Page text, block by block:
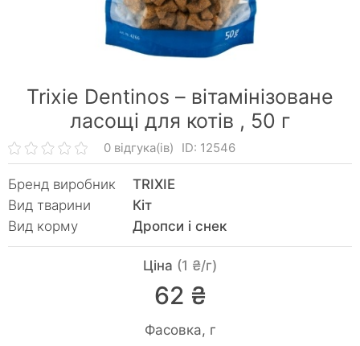
Trixie Dentinos – вітамінізоване
ласощі для котів , 50 г
0 відгука(ів) ID: 12546
Бренд виробник
TRIXIE
Вид тварини
Кiт
Вид корму
Дропси і снек
Ціна (1 ₴/г)
62 ₴
Фасовка, г